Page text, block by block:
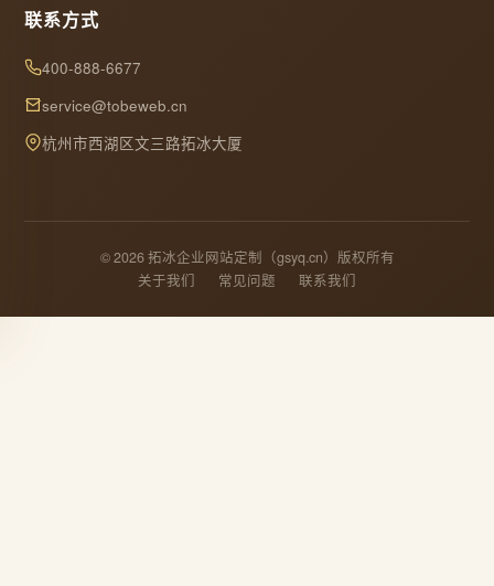
联系方式
400-888-6677
service@tobeweb.cn
杭州市西湖区文三路拓冰大厦
© 2026 拓冰企业网站定制（gsyq.cn）版权所有
关于我们
常见问题 联系我们